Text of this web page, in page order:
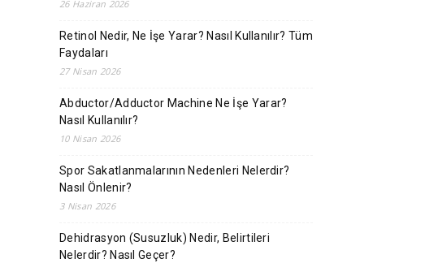
26 Haziran 2026
Retinol Nedir, Ne İşe Yarar? Nasıl Kullanılır? Tüm
Faydaları
27 Nisan 2026
Abductor/Adductor Machine Ne İşe Yarar?
Nasıl Kullanılır?
10 Nisan 2026
Spor Sakatlanmalarının Nedenleri Nelerdir?
Nasıl Önlenir?
3 Nisan 2026
Dehidrasyon (Susuzluk) Nedir, Belirtileri
Nelerdir? Nasıl Geçer?